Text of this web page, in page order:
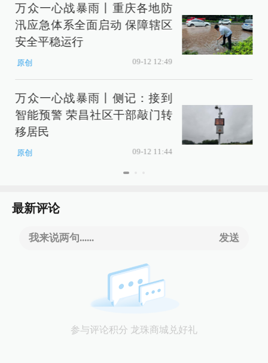
万众一心战暴雨丨重庆各地防
汛应急体系全面启动 保障辖区
安全平稳运行
原创 09-12 12:49
万众一心战暴雨丨侧记：接到
智能预警 荣昌社区干部敲门转
移居民
原创 09-12 11:44
最新评论
我来说两句...... 发送
参与评论积分 龙珠商城兑好礼